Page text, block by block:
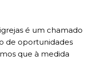
é um chamado
de oportunidades
que à medida